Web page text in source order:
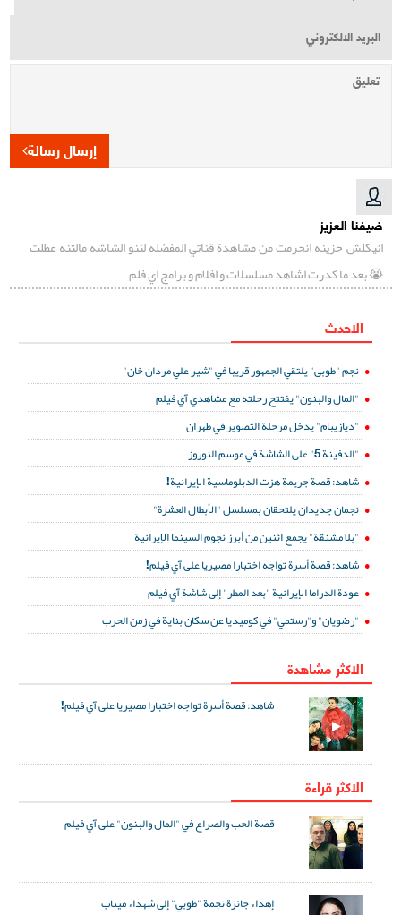
إرسال رسالة
ضيفنا العزيز
انيكلش حزينه انحرمت من مشاهدة قناتي المفضله لئنو الشاشه مالتنه عطلت
😭 بعد ما كدرت اشاهد مسلسلات و افلام و برامج اي فلم
الاحدث
نجم "طوبى" يلتقي الجمهور قريبا في "شير علي مردان خان"
"المال والبنون" يفتتح رحلته مع مشاهدي آي فيلم
"ديازيبام" يدخل مرحلة التصوير في طهران
"الدفينة 5" على الشاشة في موسم النوروز
شاهد: قصة جريمة هزت الدبلوماسية الإيرانية!
نجمان جديدان يلتحقان بمسلسل "الأبطال العشرة"
"بلا مشنقة" يجمع اثنين من أبرز نجوم السينما الإيرانية
شاهد: قصة أسرة تواجه اختبارا مصيريا على آي فيلم!
عودة الدراما الإيرانية "بعد المطر" إلى شاشة آي فيلم
"رضويان" و"رستمي" في كوميديا عن سكان بناية في زمن الحرب
الاكثر مشاهدة
شاهد: قصة أسرة تواجه اختبارا مصيريا على آي فيلم!
الاكثر قراءة
قصة الحب والصراع في "المال والبنون" على آي فيلم
إهداء جائزة نجمة "طوبي" إلى شهداء ميناب